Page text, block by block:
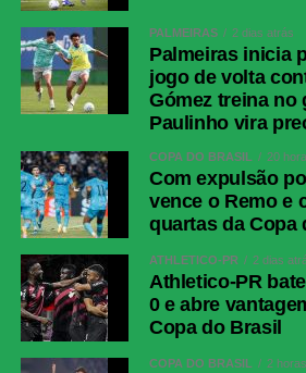
PALMEIRAS 2 dias atrás
Palmeiras inicia
jogo de volta
Gómez treina no
Paulinho vira
COPA DO BRASIL 20
Com expulsão
vence o Remo e
quartas da Copa
ATHLETICO-PR 2 dias
Athletico-PR
0 e abre
Copa do Brasil
COPA DO BRASIL 2